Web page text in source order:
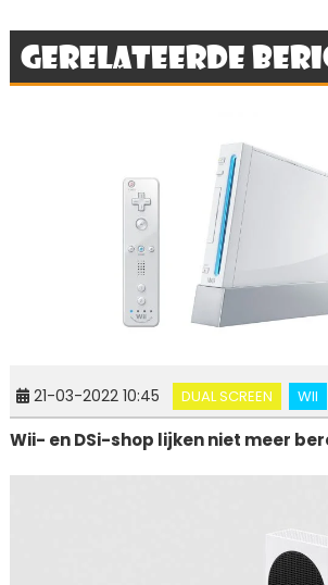
Gerelateerde
21-03-2022 10:45 DUAL SCREEN WII
Wii- en DSi-shop lijken niet meer